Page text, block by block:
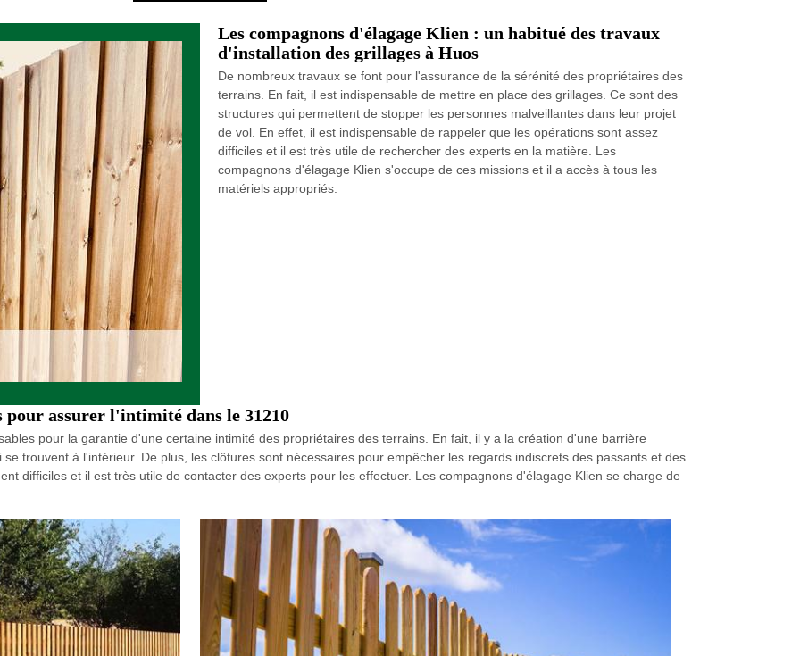
Les compagnons d'élagage Klien : un habitué des travaux
d'installation des grillages à Huos
De nombreux travaux se font pour l'assurance de la sérénité des propriétaires des
terrains. En fait, il est indispensable de mettre en place des grillages. Ce sont des
structures qui permettent de stopper les personnes malveillantes dans leur projet
de vol. En effet, il est indispensable de rappeler que les opérations sont assez
difficiles et il est très utile de rechercher des experts en la matière. Les
compagnons d'élagage Klien s'occupe de ces missions et il a accès à tous les
matériels appropriés.
assurer l'intimité dans le 31210
pour la garantie d'une certaine intimité des propriétaires des terrains. En fait, il y a la création d'une barrière
trouvent à l'intérieur. De plus, les clôtures sont nécessaires pour empêcher les regards indiscrets des passants et des
difficiles et il est très utile de contacter des experts pour les effectuer. Les compagnons d'élagage Klien se charge de